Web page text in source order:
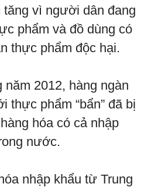
vì người dân đang
phẩm và đồ dùng có
thực phẩm độc hại.
năm 2012, hàng ngàn
thực phẩm “bẩn” đã bị
hóa có cả nhập
nước.
nhập khẩu từ Trung